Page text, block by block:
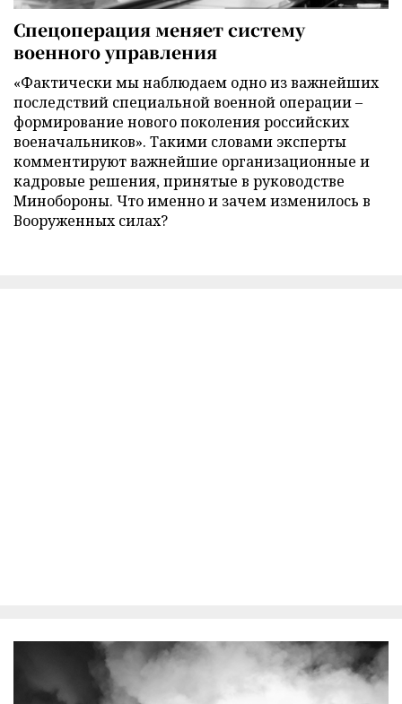
Спецоперация меняет систему
военного управления
«Фактически мы наблюдаем одно из важнейших
последствий специальной военной операции –
формирование нового поколения российских
военачальников». Такими словами эксперты
комментируют важнейшие организационные и
кадровые решения, принятые в руководстве
Минобороны. Что именно и зачем изменилось в
Вооруженных силах?